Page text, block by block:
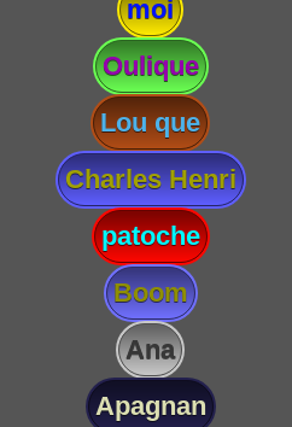
moi
Oulique
Lou que
Charles Henri
patoche
Boom
Ana
Apagnan